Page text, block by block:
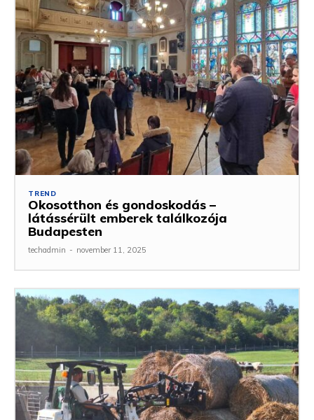
TREND
Okosotthon és gondoskodás –
látássérült emberek találkozója
Budapesten
techadmin - november 11, 2025